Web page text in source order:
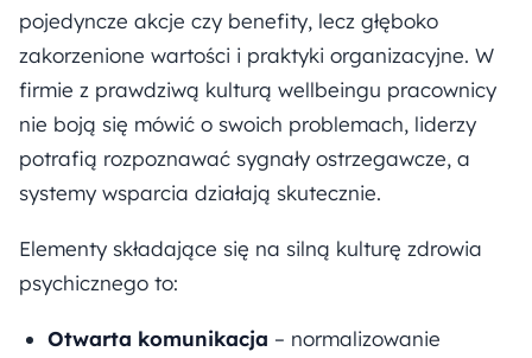
pojedyncze akcje czy benefity, lecz głęboko
zakorzenione wartości i praktyki organizacyjne. W
firmie z prawdziwą kulturą wellbeingu pracownicy
nie boją się mówić o swoich problemach, liderzy
potrafią rozpoznawać sygnały ostrzegawcze, a
systemy wsparcia działają skutecznie.
Elementy składające się na silną kulturę zdrowia
psychicznego to:
Otwarta komunikacja – normalizowanie